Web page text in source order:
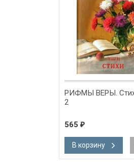
РИФМЫ ВЕРЫ.
2
565 ₽
В корзину